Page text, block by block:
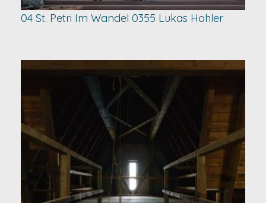
04 St. Petri Im Wandel 0355 Lukas Hohler